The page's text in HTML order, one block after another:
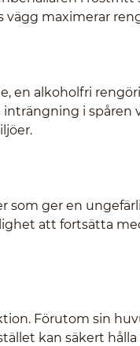
vägg maximerar
en alkoholfri
i spåren
ger en
att fortsätta
Förutom sin
kan säkert hålla